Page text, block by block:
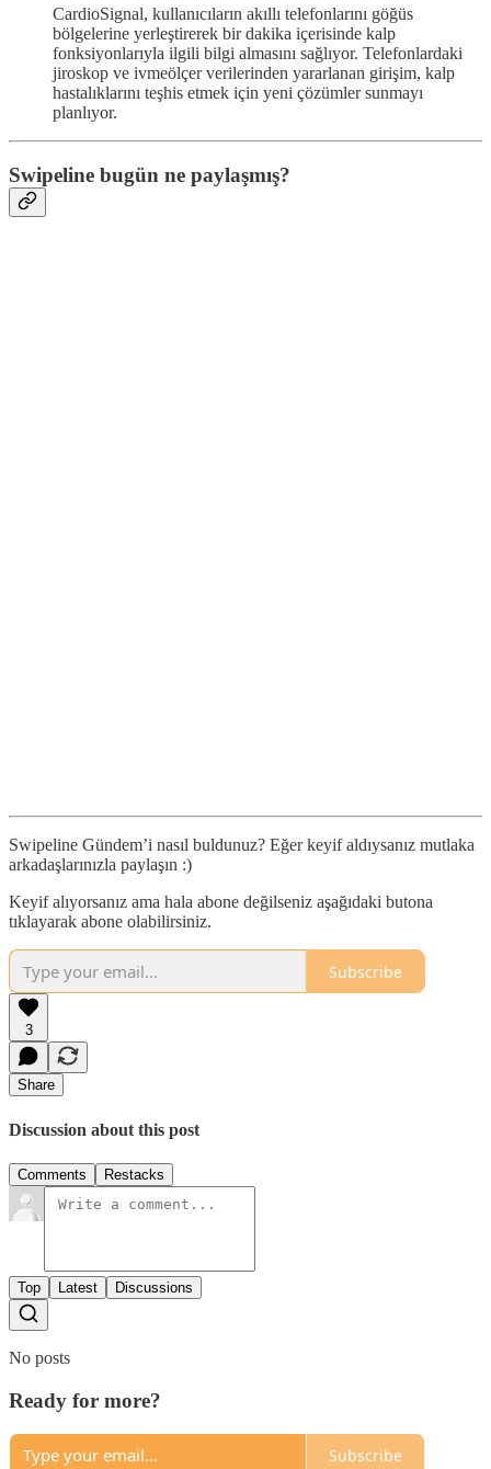
CardioSignal, kullanıcıların akıllı telefonlarını göğüs
bölgelerine yerleştirerek bir dakika içerisinde kalp
fonksiyonlarıyla ilgili bilgi almasını sağlıyor. Telefonlardaki
jiroskop ve ivmeölçer verilerinden yararlanan girişim, kalp
hastalıklarını teşhis etmek için yeni çözümler sunmayı
planlıyor.
Swipeline bugün ne paylaşmış?
Swipeline Gündem’i nasıl buldunuz? Eğer keyif aldıysanız mutlaka
arkadaşlarınızla paylaşın :)
Keyif alıyorsanız ama hala abone değilseniz aşağıdaki butona
tıklayarak abone olabilirsiniz.
Subscribe
3
Share
Discussion about this post
Comments Restacks
Top Latest Discussions
No posts
Ready for more?
Subscribe